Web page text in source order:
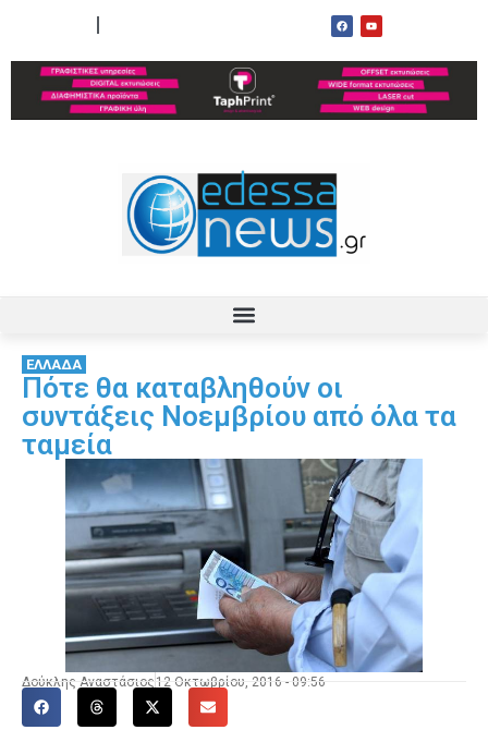
ΕΛΛΑΔΑ
Πότε θα καταβληθούν οι
συντάξεις Νοεμβρίου από όλα τα
ταμεία
Δούκλης Αναστάσιος 12 Οκτωβρίου, 2016 - 09:56